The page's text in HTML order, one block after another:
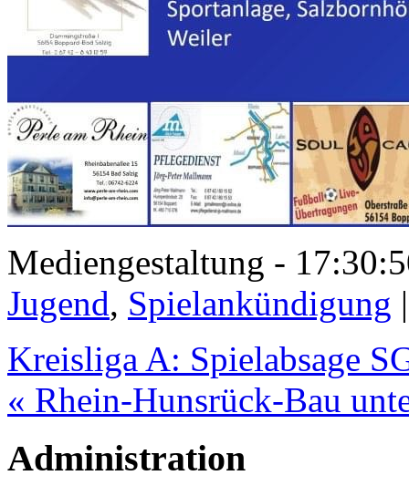
Mediengestaltung -
Jugend, Spielankündigung
Kreisliga A: Spielabsage
« Rhein-Hunsrück-Bau
Administration